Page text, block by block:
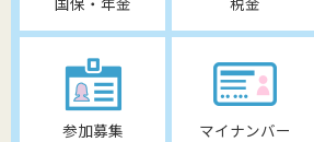
参加募集 マイナンバー